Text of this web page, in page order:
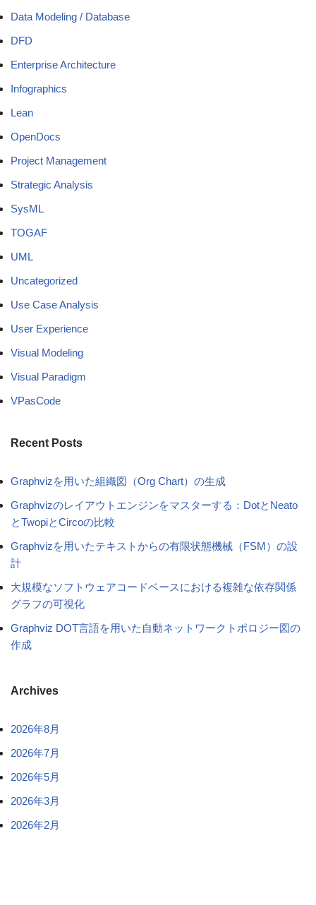
Data Modeling / Database
DFD
Enterprise Architecture
Infographics
Lean
OpenDocs
Project Management
Strategic Analysis
SysML
TOGAF
UML
Uncategorized
Use Case Analysis
User Experience
Visual Modeling
Visual Paradigm
VPasCode
Recent Posts
Graphvizを用いた組織図（Org Chart）の生成
Graphvizのレイアウトエンジンをマスターする：DotとNeato
とTwopiとCircoの比較
Graphvizを用いたテキストからの有限状態機械（FSM）の設
計
大規模なソフトウェアコードベースにおける複雑な依存関係
グラフの可視化
Graphviz DOT言語を用いた自動ネットワークトポロジー図の
作成
Archives
2026年8月
2026年7月
2026年5月
2026年3月
2026年2月